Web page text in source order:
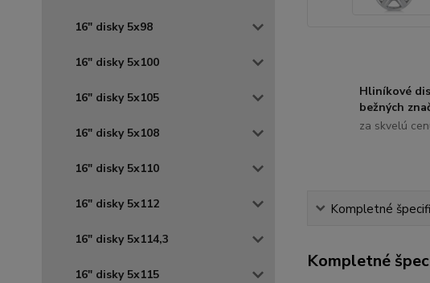
16" disky 5x98
16" disky 5x100
16" disky 5x105
16" disky 5x108
16" disky 5x110
16" disky 5x112
16" disky 5x114,3
16" disky 5x115
Hliníkové
bežných
za skvelú
Kompletné
Kompletné